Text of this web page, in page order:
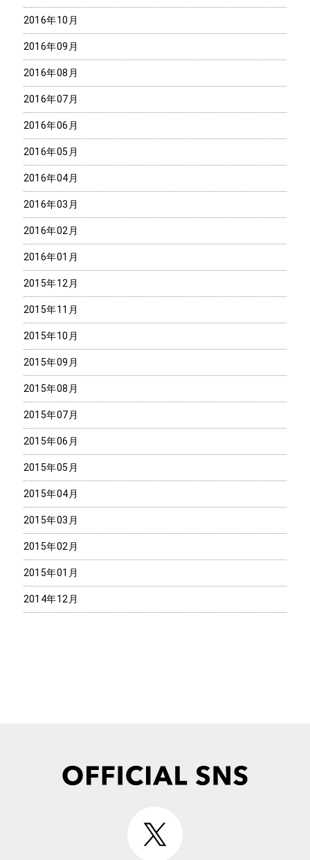
2016年10月
2016年09月
2016年08月
2016年07月
2016年06月
2016年05月
2016年04月
2016年03月
2016年02月
2016年01月
2015年12月
2015年11月
2015年10月
2015年09月
2015年08月
2015年07月
2015年06月
2015年05月
2015年04月
2015年03月
2015年02月
2015年01月
2014年12月